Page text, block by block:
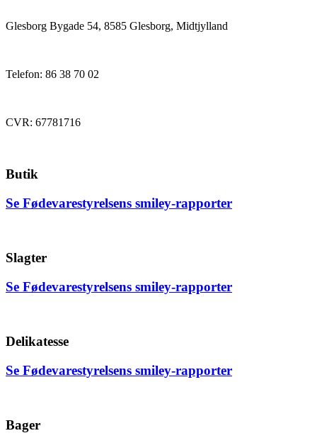
Glesborg Bygade 54, 8585 Glesborg, Midtjylland
Telefon: 86 38 70 02
CVR: 67781716
Butik
Se Fødevarestyrelsens smiley-rapporter
Slagter
Se Fødevarestyrelsens smiley-rapporter
Delikatesse
Se Fødevarestyrelsens smiley-rapporter
Bager